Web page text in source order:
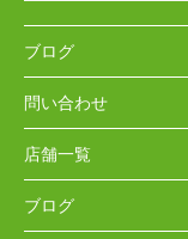
ブログ
問い合わせ
店舗一覧
ブログ